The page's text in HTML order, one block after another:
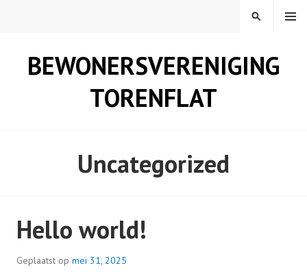
BEWONERSVERENIGING
TORENFLAT
MENU
ZOEKEN
Uncategorized
Hello world!
Geplaatst op mei 31, 2025